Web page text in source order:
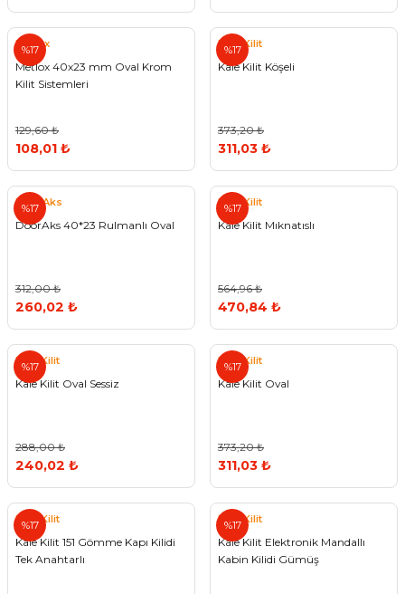
%17
Metlox
Metlox 40x23 mm Oval Krom
Kilit Sistemleri
129,60 ₺
108,01 ₺
%17
Kale Kilit
Kale Kilit Köşeli
373,20 ₺
311,03 ₺
%17
DoorAks
DoorAks 40*23 Rulmanlı Oval
312,00 ₺
260,02 ₺
%17
Kale Kilit
Kale Kilit Mıknatıslı
564,96 ₺
470,84 ₺
%17
Kale Kilit
Kale Kilit Oval Sessiz
288,00 ₺
240,02 ₺
%17
Kale Kilit
Kale Kilit Oval
373,20 ₺
311,03 ₺
%17
Kale Kilit
Kale Kilit 151 Gömme Kapı Kilidi
Tek Anahtarlı
%17
Kale Kilit
Kale Kilit Elektronik Mandallı
Kabin Kilidi Gümüş